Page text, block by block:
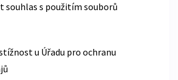
souhlas s použitím souborů
u Úřadu pro ochranu